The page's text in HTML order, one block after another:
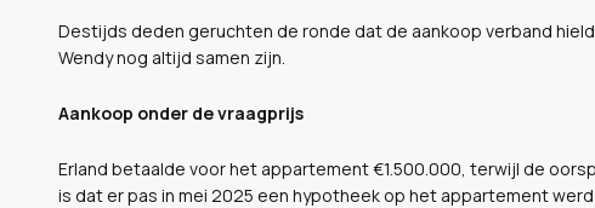
Destijds deden geruchten de ronde dat de aankoop verband
Wendy nog altijd samen zijn.
Aankoop onder de vraagprijs
Erland betaalde voor het appartement €1.500.000, terwijl de
is dat er pas in mei 2025 een hypotheek op het appartement